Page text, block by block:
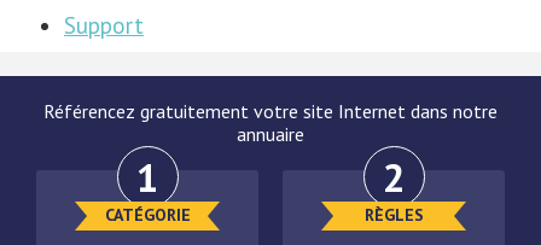
Support
Référencez gratuitement votre site Internet dans notre
annuaire
1
CATÉGORIE
2
RÈGLES